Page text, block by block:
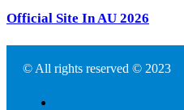
Official Site In AU 2026
© All rights reserved © 2023